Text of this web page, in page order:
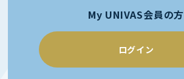
My UNIVAS会員の方
ログイン